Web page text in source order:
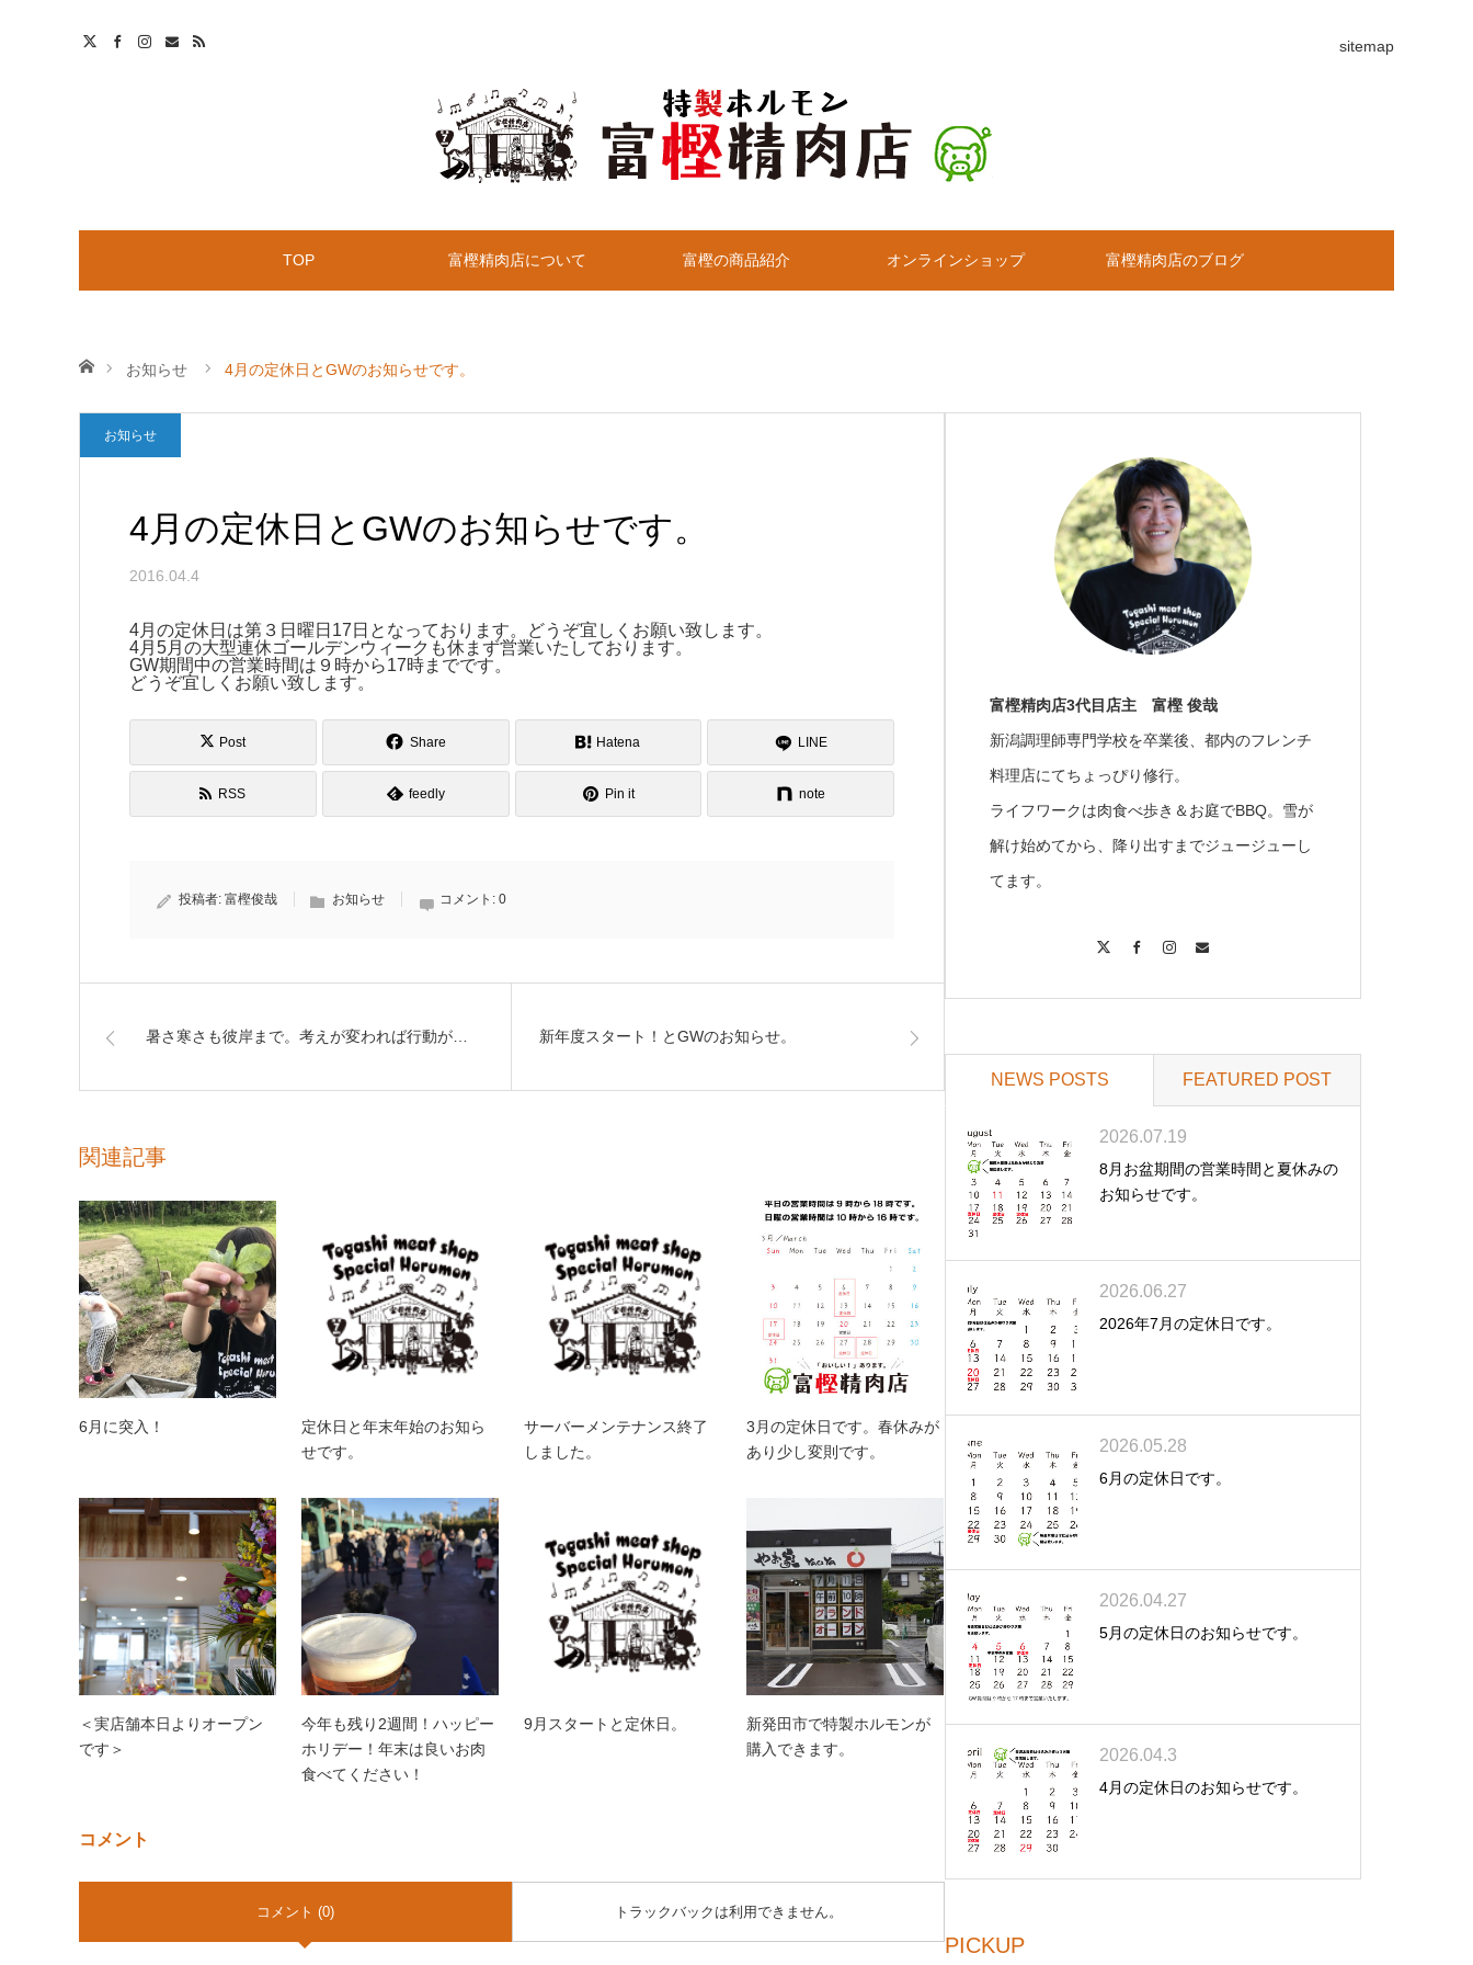
TOP 富樫精肉店について 富樫の商品紹介 オンラインショップ 富樫精肉店のブログ
sitemap
ホームお知らせ 4月の定休日とGWのお知らせです。
お知らせ
4月の定休日とGWのお知らせです。
2016.04.4
4月の定休日は第３日曜日17日となっております。どうぞ宜しくお願い致します。
4月5月の大型連休ゴールデンウィークも休まず営業いたしております。
GW期間中の営業時間は９時から17時までです。
どうぞ宜しくお願い致します。
Post Share Hatena LINE
RSS feedly Pin it note
投稿者: 富樫俊哉 お知らせ コメント: 0
暑さ寒さも彼岸まで。考えが変われば行動が… 新年度スタート！とGWのお知らせ。
関連記事
6月に突入！
定休日と年末年始のお知ら
せです。
サーバーメンテナンス終了
しました。
3月の定休日です。春休みが
あり少し変則です。
＜実店舗本日よりオープン
です＞
今年も残り2週間！ハッピー
ホリデー！年末は良いお肉
食べてください！
9月スタートと定休日。
新発田市で特製ホルモンが
購入できます。
コメント
コメント (0) トラックバックは利用できません。
富樫精肉店3代目店主 富樫 俊哉
新潟調理師専門学校を卒業後、都内のフレンチ
料理店にてちょっぴり修行。
ライフワークは肉食べ歩き＆お庭でBBQ。雪が
解け始めてから、降り出すまでジュージューし
てます。
NEWS POSTS FEATURED POST
2026.07.19
8月お盆期間の営業時間と夏休みの
お知らせです。
2026.06.27
2026年7月の定休日です。
2026.05.28
6月の定休日です。
2026.04.27
5月の定休日のお知らせです。
2026.04.3
4月の定休日のお知らせです。
PICKUP